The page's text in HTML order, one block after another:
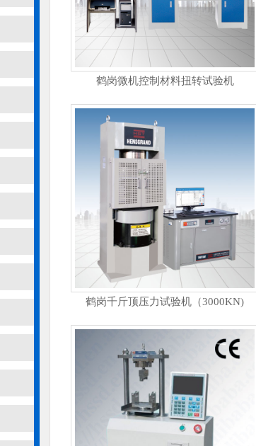
鹤岗微机控制材料扭转试验机
鹤岗千斤顶压力试验机（3000KN)